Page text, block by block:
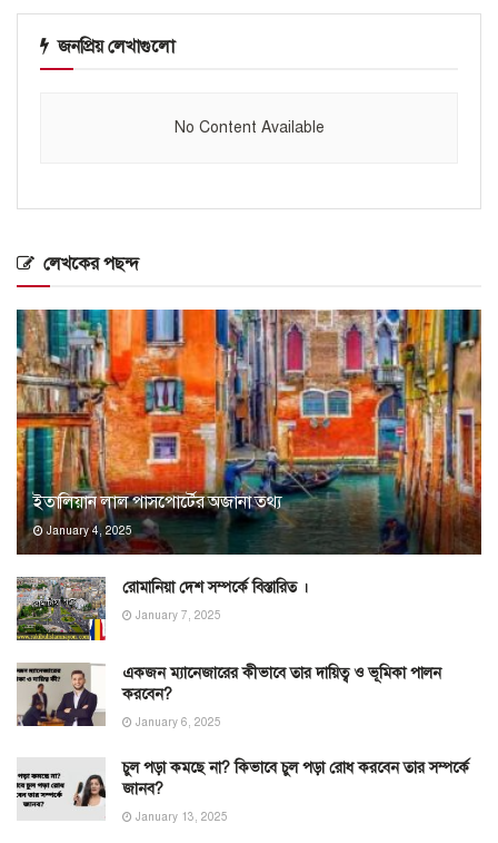
জনপ্রিয় লেখাগুলো
No Content Available
লেখকের পছন্দ
ইতালিয়ান লাল পাসপোর্টের অজানা তথ্য
January 4, 2025
রোমানিয়া দেশ সম্পর্কে বিস্তারিত ।
January 7, 2025
একজন ম্যানেজারের কীভাবে তার দায়িত্ব ও ভূমিকা পালন
করবেন?
January 6, 2025
চুল পড়া কমছে না? কিভাবে চুল পড়া রোধ করবেন তার সম্পর্কে
জানব?
January 13, 2025